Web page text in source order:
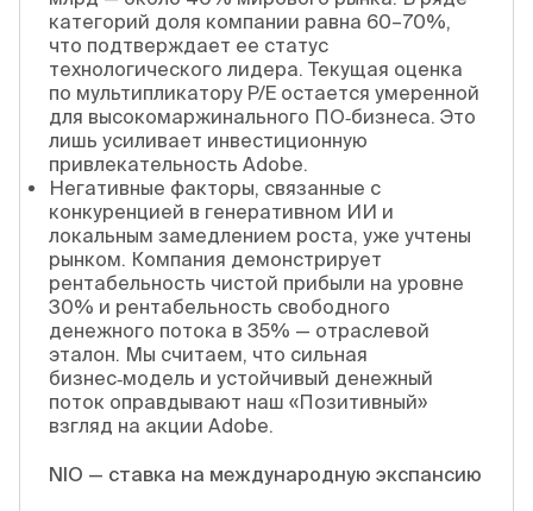
категорий доля компании равна 60–70%,
что подтверждает ее статус
технологического лидера. Текущая оценка
по мультипликатору P/E остается умеренной
для высокомаржинального ПО‑бизнеса. Это
лишь усиливает инвестиционную
привлекательность Adobe.
Негативные факторы, связанные с
конкуренцией в генеративном ИИ и
локальным замедлением роста, уже учтены
рынком. Компания демонстрирует
рентабельность чистой прибыли на уровне
30% и рентабельность свободного
денежного потока в 35% — отраслевой
эталон. Мы считаем, что сильная
бизнес‑модель и устойчивый денежный
поток оправдывают наш «Позитивный»
взгляд на акции Adobe.
NIO — ставка на международную экспансию